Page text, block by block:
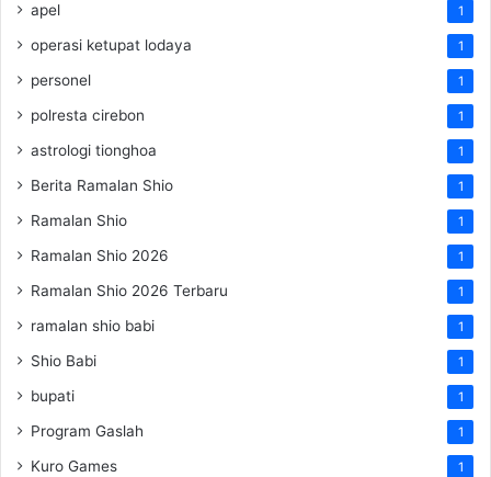
apel 1
operasi ketupat lodaya 1
personel 1
polresta cirebon 1
astrologi tionghoa 1
Berita Ramalan Shio 1
Ramalan Shio 1
Ramalan Shio 2026 1
Ramalan Shio 2026 Terbaru 1
ramalan shio babi 1
Shio Babi 1
bupati 1
Program Gaslah 1
Kuro Games 1